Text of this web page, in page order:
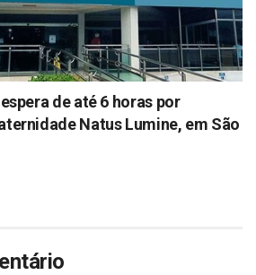
de até 6 horas por
Natus Lumine, em São